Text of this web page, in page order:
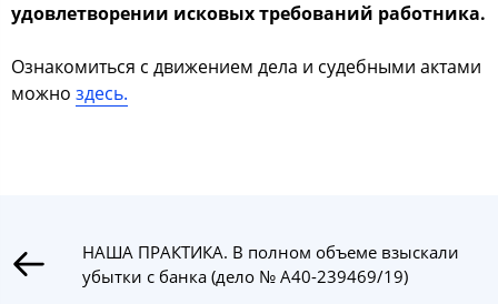
удовлетворении исковых требований работника.
Ознакомиться с движением дела и судебными актами
можно здесь.
НАША ПРАКТИКА. В полном объеме взыскали
убытки с банка (дело № А40-239469/19)